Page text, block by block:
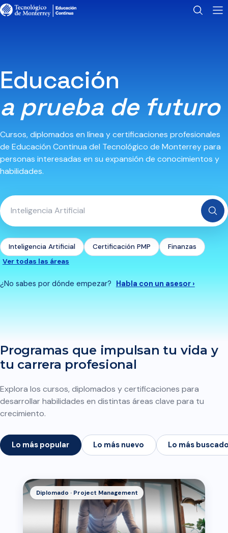
Educación
a prueba de futuro
Cursos, diplomados en línea y certificaciones profesionales
de Educación Continua del Tecnológico de Monterrey para
personas interesadas en su expansión de conocimientos y
habilidades.
Inteligencia Artificial Certificación PMP
Finanzas
Ver todas las áreas
¿No sabes por dónde empezar? Habla con un asesor ›
Programas que impulsan tu vida y
tu carrera profesional
Explora los cursos, diplomados y certificaciones para
desarrollar habilidades en distintas áreas clave para tu
crecimiento.
Lo más popular Lo más nuevo Lo más
Diplomado · Project Management